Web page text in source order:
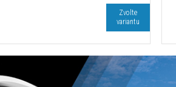
Zvolte
variantu